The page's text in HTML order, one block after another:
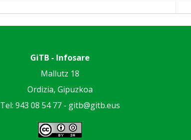
GiTB - Infosare
Mallutz 18
Ordizia, Gipuzkoa
Tel: 943 08 54 77 - gitb@gitb.eus